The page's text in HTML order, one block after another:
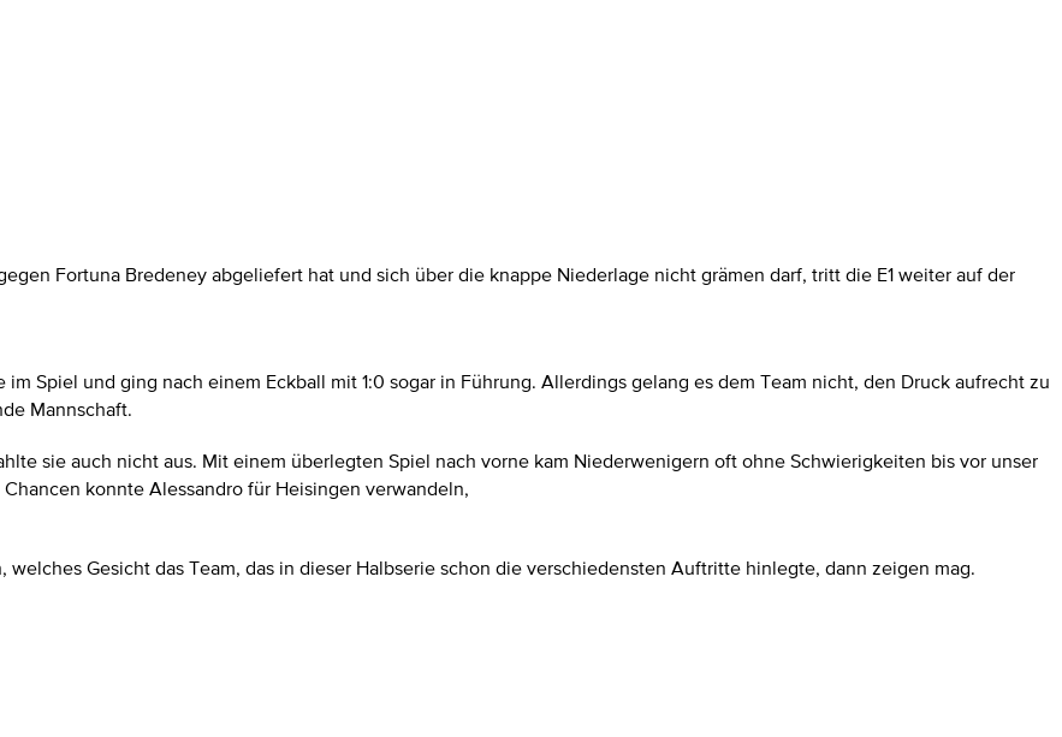
Fortuna Bredeney abgeliefert hat und sich über die knappe Niederlage nicht grämen darf, tritt die E1 weiter auf der
Spiel und ging nach einem Eckball mit 1:0 sogar in Führung. Allerdings gelang es dem Team nicht, den Druck aufrecht zu
Mannschaft.
sie auch nicht aus. Mit einem überlegten Spiel nach vorne kam Niederwenigern oft ohne Schwierigkeiten bis vor unser
konnte Alessandro für Heisingen verwandeln,
Gesicht das Team, das in dieser Halbserie schon die verschiedensten Auftritte hinlegte, dann zeigen mag.